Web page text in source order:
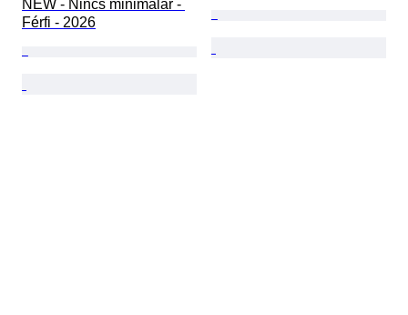
NEW - Nincs minimálár -
Férfi - 2026